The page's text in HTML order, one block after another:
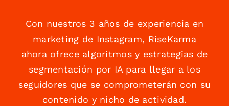
Con nuestros 3 años de experiencia en
marketing de Instagram, RiseKarma
ahora ofrece algoritmos y estrategias de
segmentación por IA para llegar a los
seguidores que se comprometerán con su
contenido y nicho de actividad.